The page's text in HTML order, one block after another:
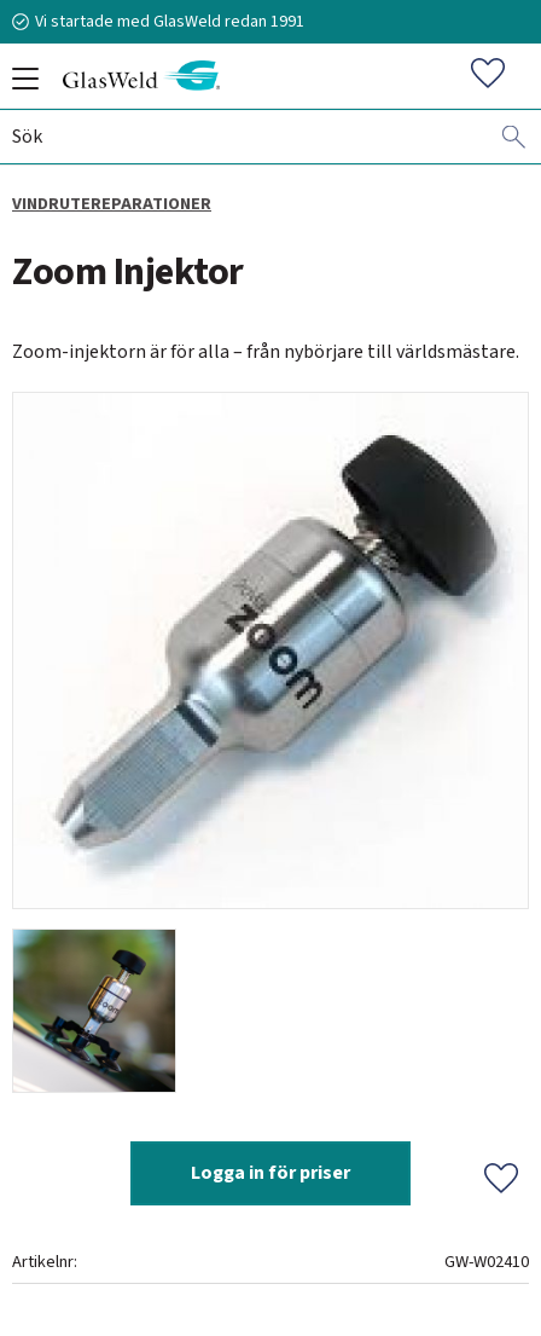
Vi startade med GlasWeld redan 1991
VINDRUTEREPARATIONER
Zoom Injektor
Zoom-injektorn är för alla – från nybörjare till världsmästare.
Logga in för priser
Artikelnr GW-W02410
070-394 51 12